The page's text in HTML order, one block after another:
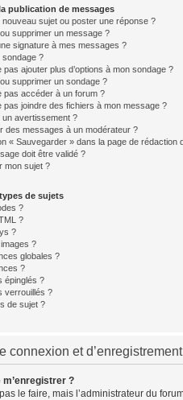
publication de messages
sujet ou poster une réponse ?
supprimer un message ?
signature à mes messages ?
sondage ?
pas ajouter plus d’options à mon sondage ?
supprimer un sondage ?
pas accéder à un forum ?
pas joindre des fichiers à mon message ?
un avertissement ?
des messages à un modérateur ?
« Sauvegarder » dans la page de rédaction
doit être validé ?
mon sujet ?
de sujets
?
?
?
?
globales ?
?
épinglés ?
verrouillés ?
de sujet ?
connexion et d’enregistrement
m’enregistrer ?
le faire, mais l’administrateur du